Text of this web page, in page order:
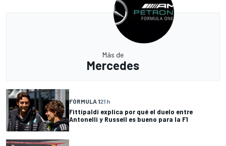
Más de
Mercedes
FÓRMULA 121 h
Fittipaldi explica por qué el duelo entre
Antonelli y Russell es bueno para la F1